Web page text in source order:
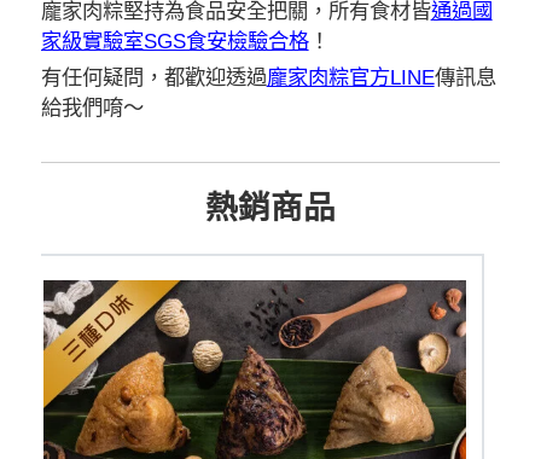
龐家肉粽堅持為食品安全把關，所有食材皆通過國
家級實驗室SGS食安檢驗合格！
有任何疑問，都歡迎透過龐家肉粽官方LINE傳訊息
給我們唷～
熱銷商品